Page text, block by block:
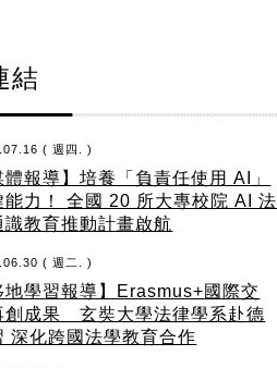
結
( 週四. )
體報導】培養「負責任使用 AI」
能力！ 全國 20 所大專校院 AI 法
識教育推動計畫啟航
( 週二. )
地學習報導】Erasmus+國際交
創成果 玄奘大學法律學系赴德
深化跨國法學教育合作